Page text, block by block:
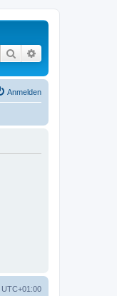
Suche
Anmelden
UTC+01:00